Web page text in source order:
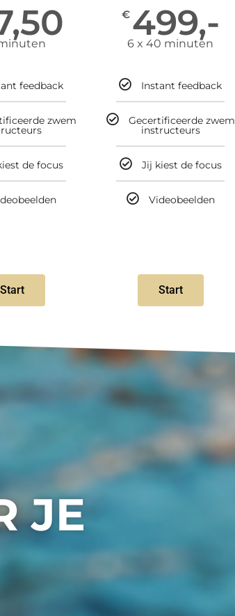
feedback
zwem
de focus
Start
€ 499,-
6 x 40 minuten
Instant feedback
Gecertificeerde zwem
instructeurs
Jij kiest de focus
Videobeelden
Start
JE